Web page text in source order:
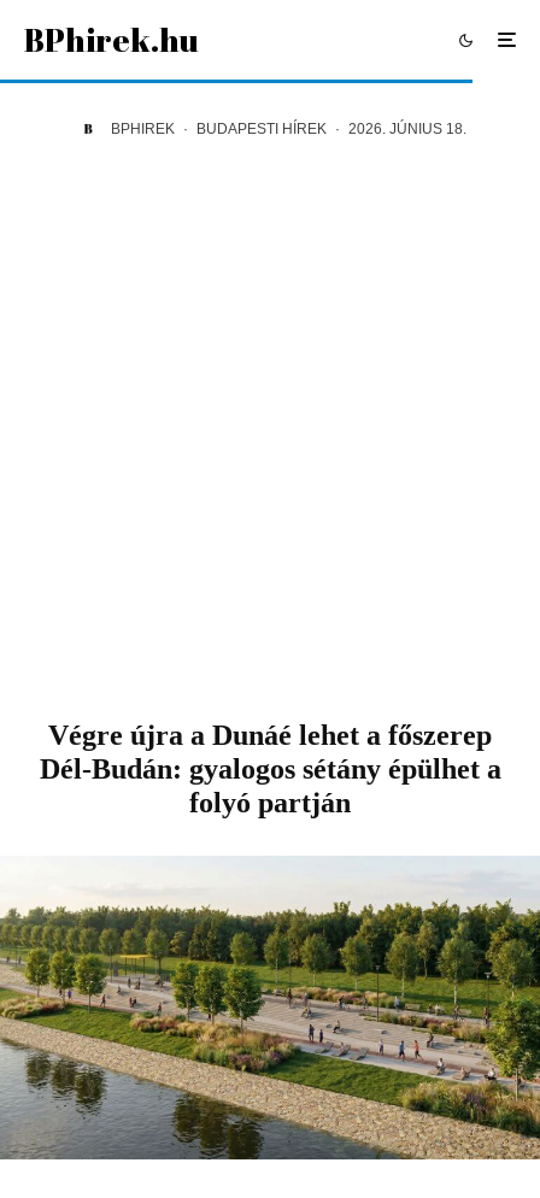
BPhirek.hu
BPHIREK · BUDAPESTI HÍREK · 2026. JÚNIUS 18.
Végre újra a Dunáé lehet a főszerep
Dél-Budán: gyalogos sétány épülhet a
folyó partján